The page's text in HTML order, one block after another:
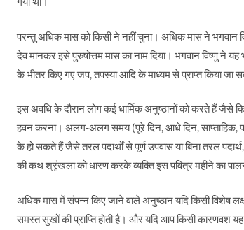
परन्तु अधिक मास को किसी ने नहीं चुना। अधिक मास ने भगवान
देव मानकर इसे पुरुषोत्तम मास का नाम दिया। भगवान विष्णु ने
के भीतर किए गए जप, तपस्या आदि के माध्यम से प्राप्त किया जा
इस अवधि के दौरान लोग कई धार्मिक अनुष्ठानों को करते हैं जैसे
हवन करना। अलग-अलग समय (पूरे दिन, आधे दिन, साप्ताहिक,
के हो सकते हैं जैसे तरल पदार्थों से पूर्ण उपवास या बिना तरल
की कथ श्रृंखला को धारण करके व्यक्ति इस पवित्र महीने का
अधिक मास में संपन्न किए जाने वाले अनुष्ठान यदि किसी विशेष
समस्त सुखों की प्राप्ति होती है। और यदि आप किसी कारणवश